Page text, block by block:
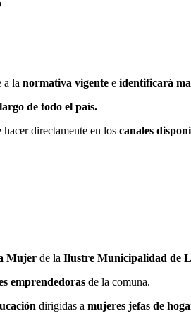
a la normativa vigente e identificará
de todo el país.
directamente en los canales
Mujer de la Ilustre Municipalidad de
emprendedoras de la comuna.
dirigidas a mujeres jefas de